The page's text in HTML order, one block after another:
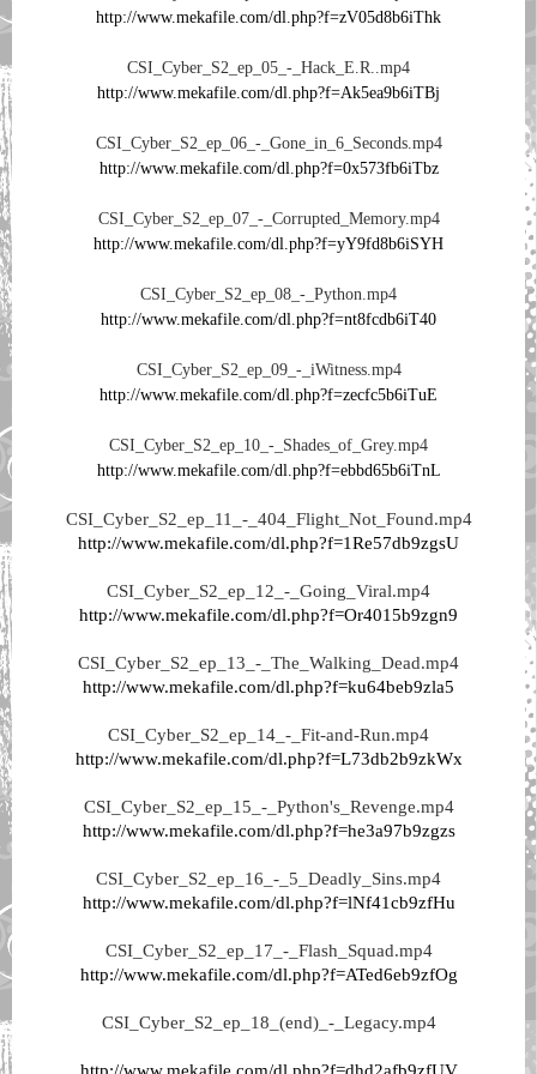
http://www.mekafile.com/dl.php?f=zV05d8b6iThk
CSI_Cyber_S2_ep_05_-_Hack_E.R..mp4
http://www.mekafile.com/dl.php?f=Ak5ea9b6iTBj
CSI_Cyber_S2_ep_06_-_Gone_in_6_Seconds.mp4
http://www.mekafile.com/dl.php?f=0x573fb6iTbz
CSI_Cyber_S2_ep_07_-_Corrupted_Memory.mp4
http://www.mekafile.com/dl.php?f=yY9fd8b6iSYH
CSI_Cyber_S2_ep_08_-_Python.mp4
http://www.mekafile.com/dl.php?f=nt8fcdb6iT40
CSI_Cyber_S2_ep_09_-_iWitness.mp4
http://www.mekafile.com/dl.php?f=zecfc5b6iTuE
CSI_Cyber_S2_ep_10_-_Shades_of_Grey.mp4
http://www.mekafile.com/dl.php?f=ebbd65b6iTnL
CSI_Cyber_S2_ep_11_-_404_Flight_Not_Found.mp4
http://www.mekafile.com/dl.php?f=1Re57db9zgsU
CSI_Cyber_S2_ep_12_-_Going_Viral.mp4
http://www.mekafile.com/dl.php?f=Or4015b9zgn9
CSI_Cyber_S2_ep_13_-_The_Walking_Dead.mp4
http://www.mekafile.com/dl.php?f=ku64beb9zla5
CSI_Cyber_S2_ep_14_-_Fit-and-Run.mp4
http://www.mekafile.com/dl.php?f=L73db2b9zkWx
CSI_Cyber_S2_ep_15_-_Python's_Revenge.mp4
http://www.mekafile.com/dl.php?f=he3a97b9zgzs
CSI_Cyber_S2_ep_16_-_5_Deadly_Sins.mp4
http://www.mekafile.com/dl.php?f=lNf41cb9zfHu
CSI_Cyber_S2_ep_17_-_Flash_Squad.mp4
http://www.mekafile.com/dl.php?f=ATed6eb9zfOg
CSI_Cyber_S2_ep_18_(end)_-_Legacy.mp4
http://www.mekafile.com/dl.php?f=dhd2afb9zfUV